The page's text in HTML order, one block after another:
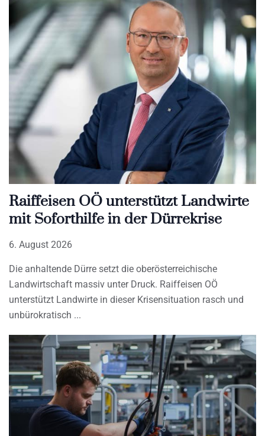
Raiffeisen OÖ unterstützt Landwirte
mit Soforthilfe in der Dürrekrise
6. August 2026
Die anhaltende Dürre setzt die oberösterreichische
Landwirtschaft massiv unter Druck. Raiffeisen OÖ
unterstützt Landwirte in dieser Krisensituation rasch und
unbürokratisch